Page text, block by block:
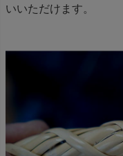
いいただけます。